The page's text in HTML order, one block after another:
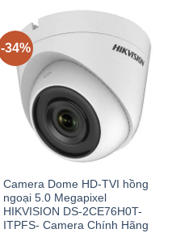
-34%
Camera Dome HD-TVI hồng
ngoại 5.0 Megapixel
HIKVISION DS-2CE76H0T-
ITPFS- Camera Chính Hãng